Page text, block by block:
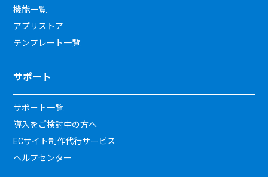
機能一覧
アプリストア
テンプレート一覧
サポート
サポート一覧
導入をご検討中の方へ
ECサイト制作代行サービス
ヘルプセンター